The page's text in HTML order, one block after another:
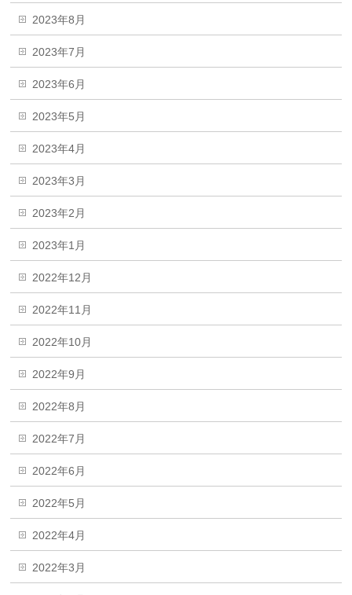
2023年8月
2023年7月
2023年6月
2023年5月
2023年4月
2023年3月
2023年2月
2023年1月
2022年12月
2022年11月
2022年10月
2022年9月
2022年8月
2022年7月
2022年6月
2022年5月
2022年4月
2022年3月